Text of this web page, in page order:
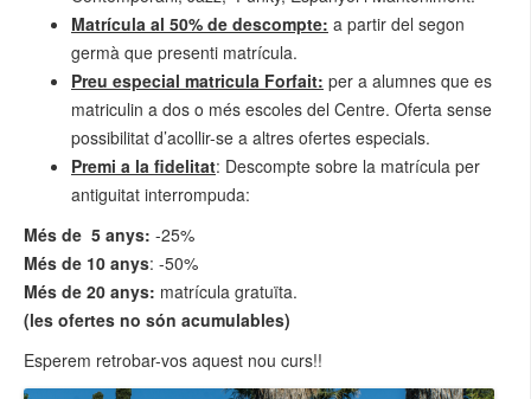
Matrícula al 50% de descompte: a partir del segon
germà que presenti matrícula.
Preu especial matricula Forfait: per a alumnes que es
matriculin a dos o més escoles del Centre. Oferta sense
possibilitat d’acollir-se a altres ofertes especials.
Premi a la fidelitat: Descompte sobre la matrícula per
antiguitat interrompuda:
Més de 5 anys: -25%
Més de 10 anys: -50%
Més de 20 anys: matrícula gratuïta.
(les ofertes no són acumulables)
Esperem retrobar-vos aquest nou curs!!